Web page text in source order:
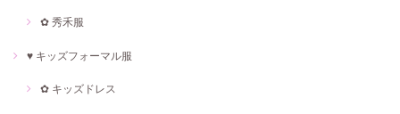
✿ 秀禾服
♥ キッズフォーマル服
✿ キッズドレス